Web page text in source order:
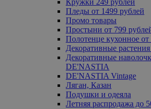
Пледы от 1499 рублей
Промо товары
Простыни от 799
Полотенце кухонное от
Декоративные
Декоративные
DE'NASTIA
DE'NASTIA Vintage
Ляган, Казан
Подушки и одеяла
Летняя распродажа до